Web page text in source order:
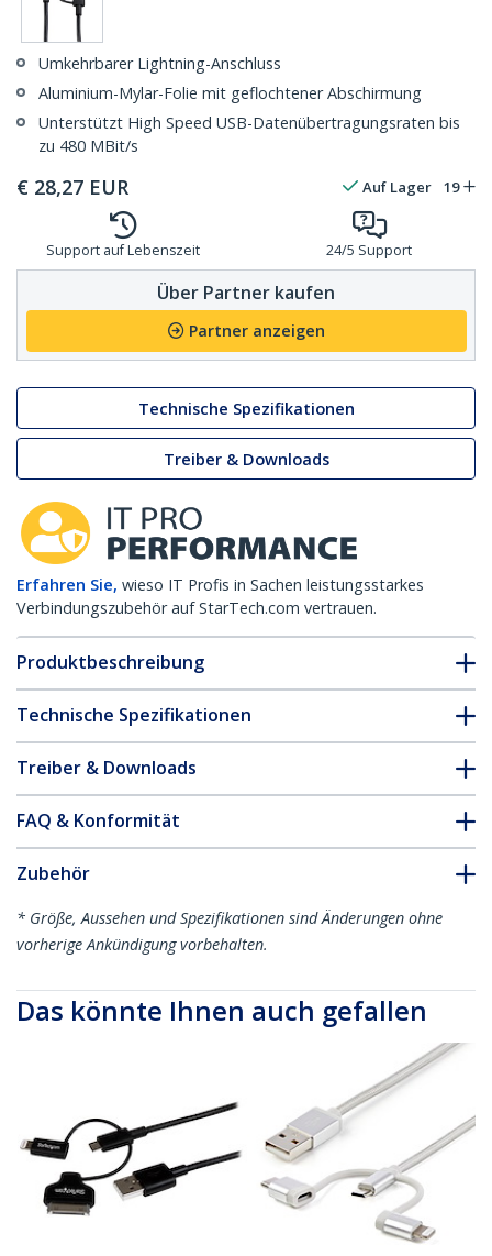
Umkehrbarer Lightning-Anschluss
Aluminium-Mylar-Folie mit geflochtener Abschirmung
Unterstützt High Speed USB-Datenübertragungsraten bis
zu 480 MBit/s
€ 28,27 EUR Auf Lager 19
Support auf Lebenszeit 24/5 Support
Über Partner kaufen
Partner anzeigen
Technische Spezifikationen
Treiber & Downloads
Erfahren Sie, wieso IT Profis in Sachen leistungsstarkes
Verbindungszubehör auf StarTech.com vertrauen.
Produktbeschreibung
Technische Spezifikationen
Treiber & Downloads
FAQ & Konformität
Zubehör
* Größe, Aussehen und Spezifikationen sind Änderungen ohne
vorherige Ankündigung vorbehalten.
Das könnte Ihnen auch gefallen